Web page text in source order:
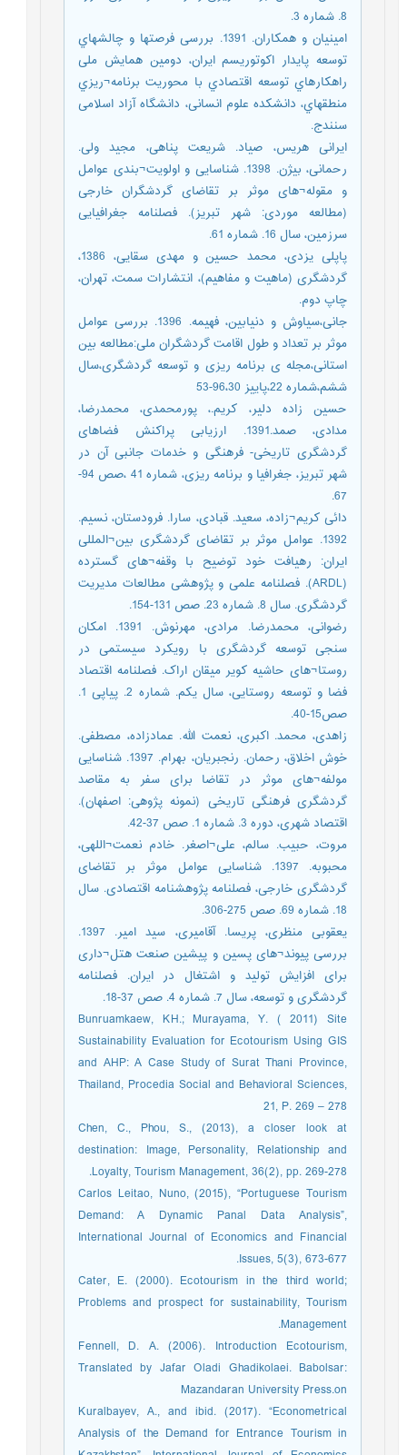
8. شماره 3.
امینیان و همکاران. 1391. بررسی فرصتها و چالشهاي
توسعه پایدار اکوتوریسم ایران، دومین همایش ملی
راهکارهاي توسعه اقتصادي با محوریت برنامه¬ریزي
منطقهاي، دانشکده علوم انسانی، دانشگاه آزاد اسلامی
سنندج.
ایرانی هریس، صیاد. شریعت پناهی، مجید ولی.
رحمانی، بیژن. 1398. شناسایی و اولویت¬بندی عوامل
و مقوله¬های موثر بر تقاضای گردشگران خارجی
(مطالعه موردی: شهر تبریز). فصلنامه جغرافیایی
سرزمین، سال 16. شماره 61.
پاپلی يزدی، محمد حسين و مهدی سقايی، 1386،
گردشگری (ماهيت و مفاهيم)، انتشارات سمت، تهران،
چاپ دوم.
جانی،سیاوش و دنیابین، فهیمه. 1396. بررسی عوامل
موثر بر تعداد و طول اقامت گردشگران ملی:مطالعه بین
استانی،مجله ی برنامه ریزی و توسعه گردشگری،سال
ششم،شماره 22،پاییز 96،30-53
حسین زاده دلیر، کریم.، پورمحمدی، محمدرضا،
مدادی، صمد.1391. ارزیابی پراکنش فضاهای
گردشگری تاریخی- فرهنگی و خدمات جانبی آن در
شهر تبریز، جغرافیا و برنامه ریزی، شماره 41 ،صص 94-
67.
دائی کریم¬زاده، سعید. قبادی، سارا. فرودستان، نسیم.
1392. عوامل موثر بر تقاضای گردشگری بین¬المللی
ایران: رهیافت خود توضیح با وقفه¬های گسترده
(ARDL). فصلنامه علمی و پژوهشی مطالعات مدیریت
گردشگری. سال 8. شماره 23. صص 131-154.
رضوانی، محمدرضا. مرادی، مهرنوش. 1391. امکان
سنجی توسعه گردشگری با رویکرد سیستمی در
روستا¬های حاشیه کویر میقان اراک. فصلنامه اقتصاد
فضا و توسعه روستایی، سال یکم. شماره 2. پیاپی 1.
صص15-40.
زاهدی، محمد. اکبری، نعمت الله. عمادزاده، مصطفی.
خوش اخلاق، رحمان. رنجبریان، بهرام. 1397. شناسایی
مولفه¬های موثر در تقاضا برای سفر به مقاصد
گردشگری فرهنگی تاریخی (نمونه پژوهی: اصفهان).
اقتصاد شهری، دوره 3. شماره 1. صص 37-42.
مروت، حبیب. سالم، علی¬اصغر. خادم نعمت¬اللهی،
محبوبه. 1397. شناسایی عوامل موثر بر تقاضای
گردشگری خارجی، فصلنامه پژوهشنامه اقتصادی. سال
18. شماره 69. صص 275-306.
یعقوبی منظری، پریسا. آقامیری، سید امیر. 1397.
بررسی پیوند¬های پسین و پیشین صنعت هتل¬داری
برای افزایش تولید و اشتغال در ایران. فصلنامه
گردشگری و توسعه، سال 7. شماره 4. صص 37-18.
Bunruamkaew, KH.; Murayama, Y. ( 2011) Site
Sustainability Evaluation for Ecotourism Using GIS
and AHP: A Case Study of Surat Thani Province,
Thailand, Procedia Social and Behavioral Sciences,
21, P. 269 – 278
Chen, C., Phou, S., (2013), a closer look at
destination: Image, Personality, Relationship and
Loyalty, Tourism Management, 36(2), pp. 269-278.
Carlos Leitao, Nuno, (2015), “Portuguese Tourism
Demand: A Dynamic Panal Data Analysis”,
International Journal of Economics and Financial
Issues, 5(3), 673-677.
Cater, E. (2000). Ecotourism in the third world;
Problems and prospect for sustainability, Tourism
Management.
Fennell, D. A. (2006). Introduction Ecotourism,
Translated by Jafar Oladi Ghadikolaei. Babolsar:
Mazandaran University Press.on
Kuralbayev, A., and ibid. (2017). “Econometrical
Analysis of the Demand for Entrance Tourism in